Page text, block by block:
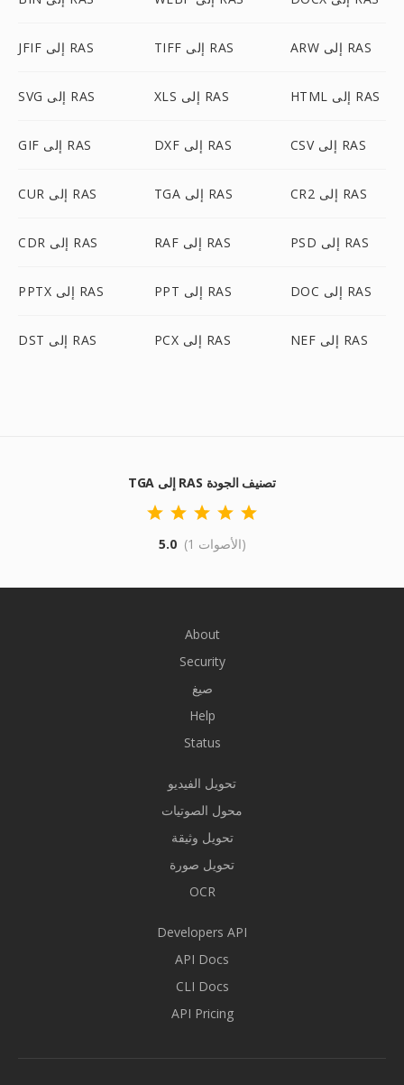
JFIF إلى RAS TIFF إلى RAS ARW إلى RAS
SVG إلى RAS XLS إلى RAS HTML إلى RAS
GIF إلى RAS DXF إلى RAS CSV إلى RAS
CUR إلى RAS TGA إلى RAS CR2 إلى RAS
CDR إلى RAS RAF إلى RAS PSD إلى RAS
PPTX إلى RAS PPT إلى RAS DOC إلى RAS
DST إلى RAS PCX إلى RAS NEF إلى RAS
TGA إلى RAS تصنيف الجودة
5.0 (1 الأصوات)
About
Security
صيغ
Help
Status
تحويل الفيديو
محول الصوتيات
تحويل وثيقة
تحويل صورة
OCR
Developers API
API Docs
CLI Docs
API Pricing